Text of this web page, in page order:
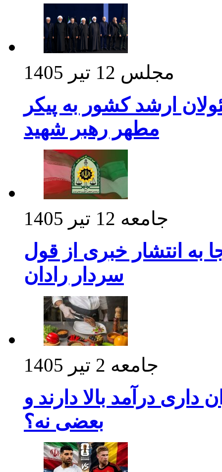
مجلس 12 تیر 1405
ارشد کشور به پیکر
مطهر رهبر شهید
جامعه 12 تیر 1405
به انتشار خبری از قول
سردار رادان
جامعه 2 تیر 1405
درآمد بالا دارند و
بعضی نه؟